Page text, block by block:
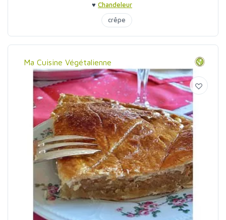
♥ Chandeleur
crêpe
Ma Cuisine Végétalienne